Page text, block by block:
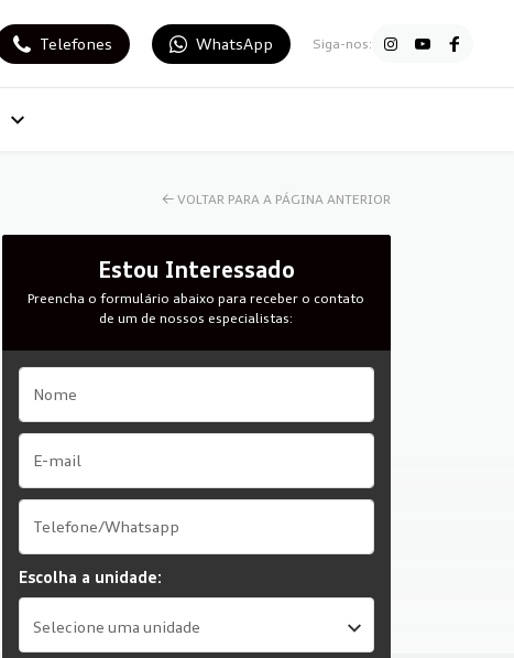
Telefones WhatsApp Siga-nos:
← VOLTAR PARA A PÁGINA ANTERIOR
Estou Interessado
Preencha o formulário abaixo para receber o contato
de um de nossos especialistas:
Escolha a unidade:
Selecione uma unidade